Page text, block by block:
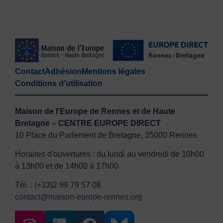
ContactAdhésion Mentions légales
Conditions d’utilisation
Maison de l'Europe de Rennes et de Haute
Bretagne – CENTRE EUROPE DIRECT
10 Place du Parlement de Bretagne, 35000 Rennes
Horaires d'ouvertures : du lundi au vendredi de 10h00
à 13h00 et de 14h00 à 17h00
Tél. : (+33)2 99 79 57 08
contact@maison-europe-rennes.org